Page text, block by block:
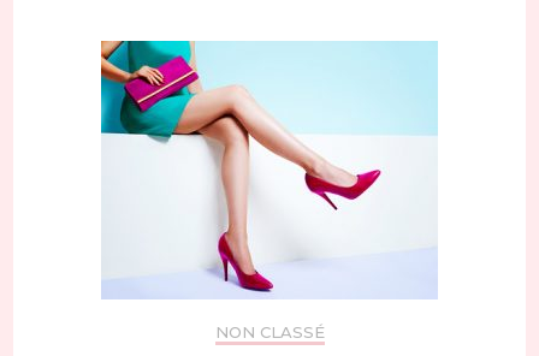
NON CLASSÉ